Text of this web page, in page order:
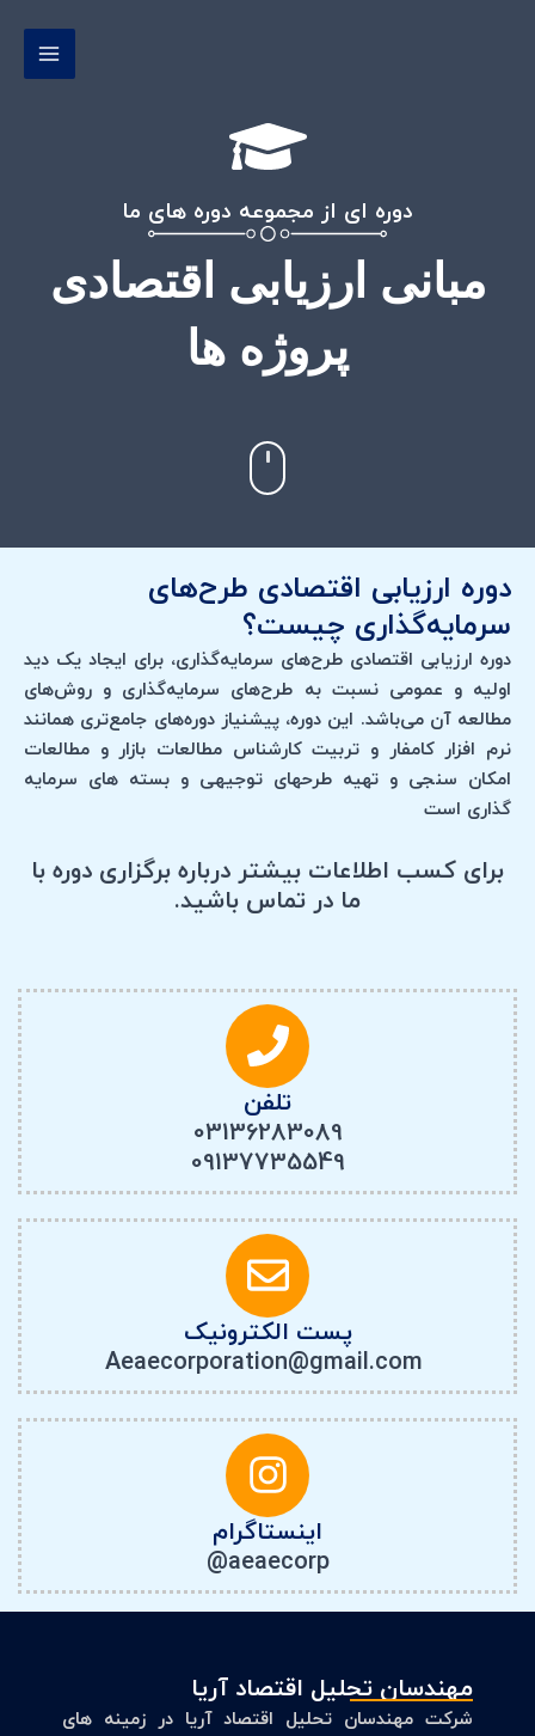
دوره ای از مجموعه دوره های ما
مبانی ارزیابی اقتصادی
پروژه ها
دوره ارزیابی اقتصادی طرح‌های
سرمایه‌گذاری چیست؟
دوره ارزیابی اقتصادی طرح‌های سرمایه‌گذاری، برای ایجاد یک دید
اولیه و عمومی نسبت به طرح‌های سرمایه‌گذاری و روش‌های
مطالعه آن می‌باشد. این دوره، پیشنیاز دوره‌های جامع‌تری همانند
نرم افزار کامفار و تربیت کارشناس مطالعات بازار و مطالعات
امکان سنجی و تهیه طرحهای توجیهی و بسته های سرمایه
گذاری است
برای کسب اطلاعات بیشتر درباره برگزاری دوره با
ما در تماس باشید.
تلفن
03136283089
09137735549
پست الکترونیک
اینستاگرام
aeaecorp@
مهندسان تحلیل اقتصاد آریا
شرکت مهندسان تحلیل اقتصاد آریا در زمینه های